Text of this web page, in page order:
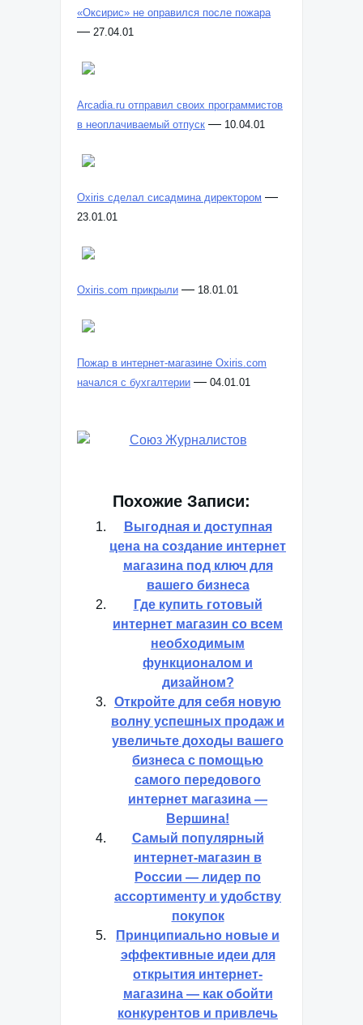
«Оксирис» не оправился после пожара
— 27.04.01
Arcadia.ru отправил своих программистов
в неоплачиваемый отпуск — 10.04.01
Oxiris сделал сисадмина директором —
23.01.01
Oxiris.com прикрыли — 18.01.01
Пожар в интернет-магазине Oxiris.com
начался с бухгалтерии — 04.01.01
Похожие Записи:
Выгодная и доступная
цена на создание интернет
магазина под ключ для
вашего бизнеса
Где купить готовый
интернет магазин со всем
необходимым
функционалом и
дизайном?
Откройте для себя новую
волну успешных продаж и
увеличьте доходы вашего
бизнеса с помощью
самого передового
интернет магазина —
Вершина!
Самый популярный
интернет-магазин в
России — лидер по
ассортименту и удобству
покупок
Принципиально новые и
эффективные идеи для
открытия интернет-
магазина — как обойти
конкурентов и привлечь